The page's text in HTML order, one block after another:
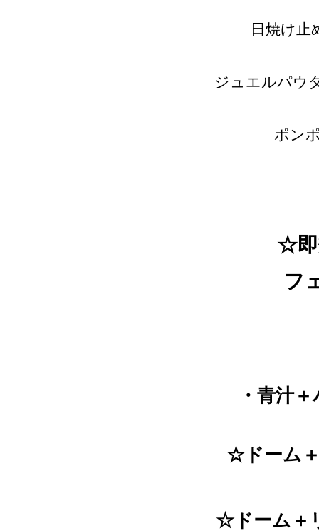
日焼け止
ジュエルパウ
ポン
☆
フ
・青汁
☆ドーム
☆ドーム＋